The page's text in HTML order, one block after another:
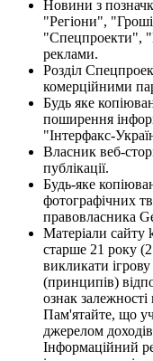
Новини з
"Регіони",
"Спецпроекти",
реклами.
Розділ
комерційними
Будь яке
поширення
"Інтерфакс-
Власник веб-
публікації.
Будь-яке
фотографічних
правовласника
Матеріали сайту
старше 21 року
викликати
(принципів)
ознак залежності
Пам'ятайте, що
джерелом
Інформаційний